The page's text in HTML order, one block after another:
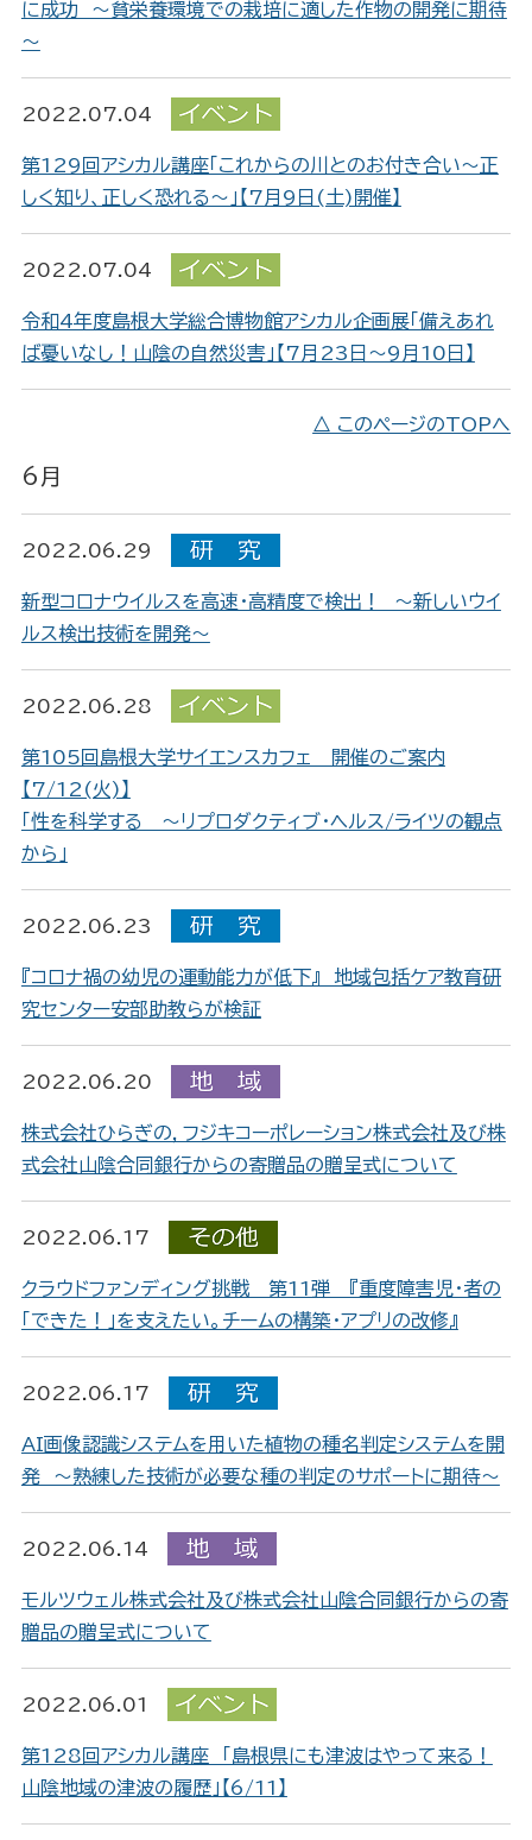
に成功 ～貧栄養環境での栽培に適した作物の開発に期待
～
2022.07.04
第129回アシカル講座「これからの川とのお付き合い～正
しく知り、正しく恐れる～」【7月9日(土)開催】
2022.07.04
令和4年度島根大学総合博物館アシカル企画展「備えあれ
ば憂いなし！山陰の自然災害」【7月23日～9月10日】
△ このページのTOPへ
6月
2022.06.29
新型コロナウイルスを高速・高精度で検出！ ～新しいウイ
ルス検出技術を開発～
2022.06.28
第105回島根大学サイエンスカフェ 開催のご案内
【7/12(火)】
「性を科学する ～リプロダクティブ・ヘルス/ライツの観点
から」
2022.06.23
『コロナ禍の幼児の運動能力が低下』 地域包括ケア教育研
究センター安部助教らが検証
2022.06.20
株式会社ひらぎの，フジキコーポレーション株式会社及び株
式会社山陰合同銀行からの寄贈品の贈呈式について
2022.06.17
クラウドファンディング挑戦 第11弾 『重度障害児・者の
「できた！」を支えたい。チームの構築・アプリの改修』
2022.06.17
AI画像認識システムを用いた植物の種名判定システムを開
発 ～熟練した技術が必要な種の判定のサポートに期待～
2022.06.14
モルツウェル株式会社及び株式会社山陰合同銀行からの寄
贈品の贈呈式について
2022.06.01
第128回アシカル講座 「島根県にも津波はやって来る！
山陰地域の津波の履歴」【6/11】